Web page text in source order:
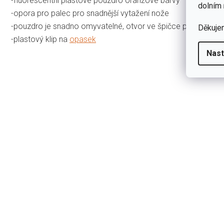
dolním
-opora pro palec pro snadnější vytažení nože
-pouzdro je snadno omyvatelné, otvor ve špičce pouzdra
-plastový klip na opasek
5,0